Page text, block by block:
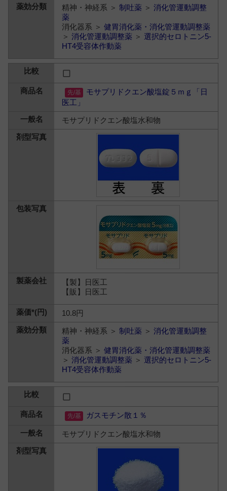
精神・神経系 ＞制吐薬 ＞消化管運動調整
薬
消化器系 ＞健胃消化薬・消化管運動調整薬
＞消化管運動調整薬 ＞選択的セロトニン5-
HT4受容体作動薬
モサプリドクエン酸塩錠５ｍｇ「日
医工」
モサプリドクエン酸塩水和物
【製】日医工
【販】日医工
10.8円
精神・神経系 ＞制吐薬 ＞消化管運動調整
薬
消化器系 ＞健胃消化薬・消化管運動調整薬
＞消化管運動調整薬 ＞選択的セロトニン5-
HT4受容体作動薬
ガスモチン散１％
モサプリドクエン酸塩水和物